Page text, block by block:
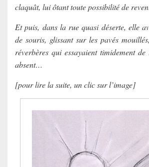
claquât, lui ôtant toute possibilité de
Et puis, dans la rue quasi déserte, elle
de souris, glissant sur les pavés
réverbères qui essayaient timidement
absent…
[pour lire la suite, un clic sur l’image]